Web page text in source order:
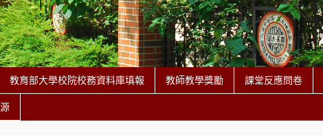
教育部大學校院校務資料庫填報 教師教學獎勵 課堂反應問卷